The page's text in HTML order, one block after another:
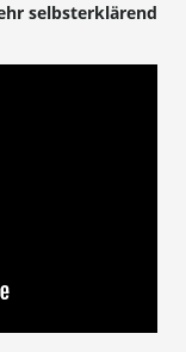
selbsterklärend